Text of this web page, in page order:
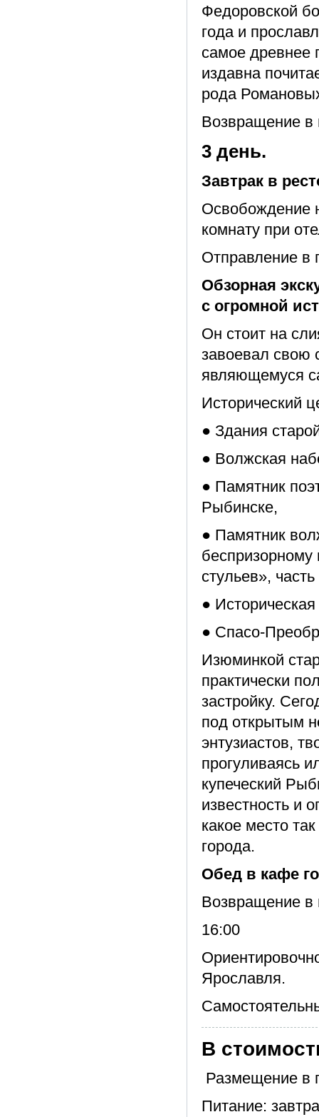
Федоровской
года и
самое древнее
издавна
рода
Возвращение в
3 день.
Завтрак в
Освобождение
комнату при
Отправление в
Обзорная
с огромной
Он стоит на
завоевал свою
являющемуся
Исторический
● Здания
● Волжская
● Памятник
Рыбинске,
● Памятник
стульев»,
●
● Спасо-
Изюминкой
практически
застройку.
под открытым
энтузиастов,
прогуливаясь
купеческий
известность и
какое место
города.
Обед в кафе
Возвращение в
16:00
Ярославля.
В
Размещение в
Питание: